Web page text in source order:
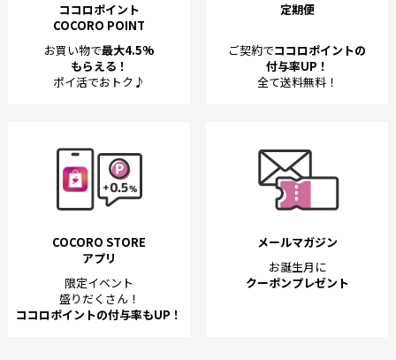
ココロポイント
COCORO POINT
お買い物で最大4.5%
もらえる！
ポイ活でおトク♪
定期便
ご契約でココロポイントの
付与率UP！
全て送料無料！
COCORO STORE
アプリ
限定イベント
盛りだくさん！
ココロポイントの付与率もUP！
メールマガジン
お誕生月に
クーポンプレゼント